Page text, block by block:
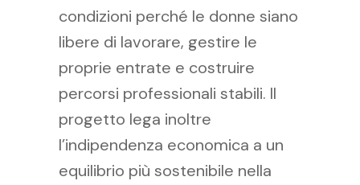
condizioni perché le donne siano
libere di lavorare, gestire le
proprie entrate e costruire
percorsi professionali stabili. Il
progetto lega inoltre
l’indipendenza economica a un
equilibrio più sostenibile nella